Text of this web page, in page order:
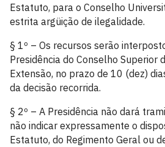
Estatuto, para o Conselho
estrita argüição de ilegalidade.
§ 1º – Os recursos serão
Presidência do Conselho Superior
Extensão, no prazo de 10 (dez)
da decisão recorrida.
§ 2º – A Presidência não dará
não indicar expressamente o
Estatuto, do Regimento Geral ou